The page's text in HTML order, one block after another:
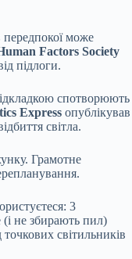
передпокої може
Factors Society
підлоги.
спотворюють
Express опублікував
світла.
Грамотне
3
не збирають пил)
світильників